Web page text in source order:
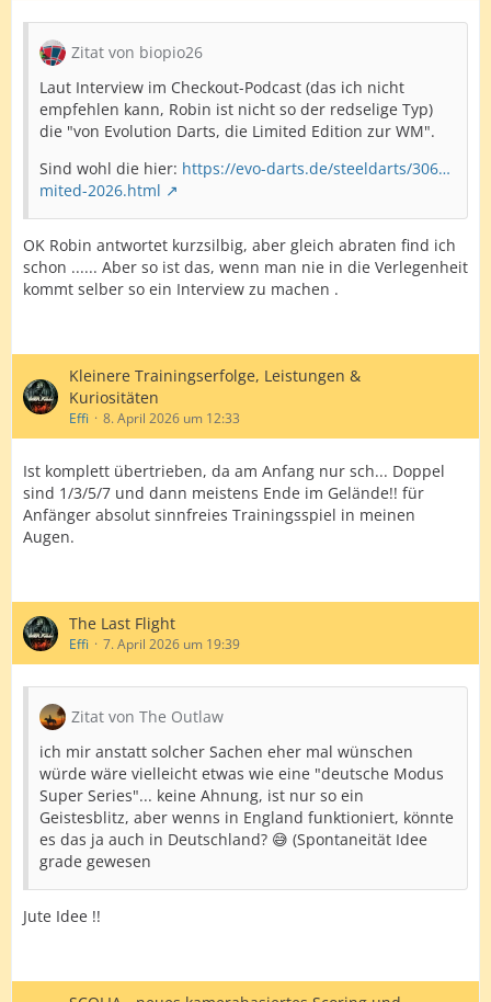
Zitat von biopio26
Laut Interview im Checkout-Podcast (das ich nicht
empfehlen kann, Robin ist nicht so der redselige Typ)
die "von Evolution Darts, die Limited Edition zur WM".
Sind wohl die hier: https://evo-darts.de/steeldarts/306…
mited-2026.html
OK Robin antwortet kurzsilbig, aber gleich abraten find ich
schon ...... Aber so ist das, wenn man nie in die Verlegenheit
kommt selber so ein Interview zu machen .
Kleinere Trainingserfolge, Leistungen &
Kuriositäten
Effi 8. April 2026 um 12:33
Ist komplett übertrieben, da am Anfang nur sch... Doppel
sind 1/3/5/7 und dann meistens Ende im Gelände!! für
Anfänger absolut sinnfreies Trainingsspiel in meinen
Augen.
The Last Flight
Effi 7. April 2026 um 19:39
Zitat von The Outlaw
ich mir anstatt solcher Sachen eher mal wünschen
würde wäre vielleicht etwas wie eine "deutsche Modus
Super Series"... keine Ahnung, ist nur so ein
Geistesblitz, aber wenns in England funktioniert, könnte
es das ja auch in Deutschland? 😅 (Spontaneität Idee
grade gewesen
Jute Idee !!